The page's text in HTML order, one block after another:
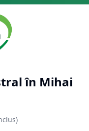
în Mihai